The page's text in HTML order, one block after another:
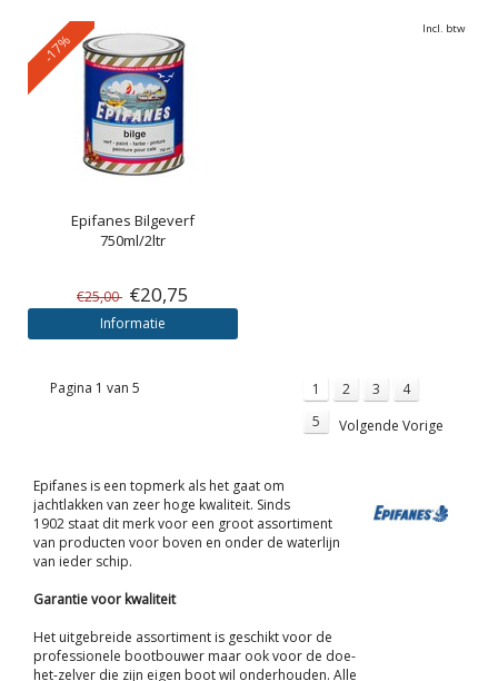
-17%
Epifanes Bilgeverf
750ml/2ltr
€25,00 €20,75
Informatie
Incl. btw
Pagina 1 van 5 1 2 3
4
5
Volgende Vorige
Epifanes is een topmerk als het gaat om
jachtlakken van zeer hoge kwaliteit. Sinds
1902 staat dit merk voor een groot assortiment
van producten voor boven en onder de waterlijn
van ieder schip.
Garantie voor kwaliteit
Het uitgebreide assortiment is geschikt voor de
professionele bootbouwer maar ook voor de doe-
het-zelver die zijn eigen boot wil onderhouden. Alle